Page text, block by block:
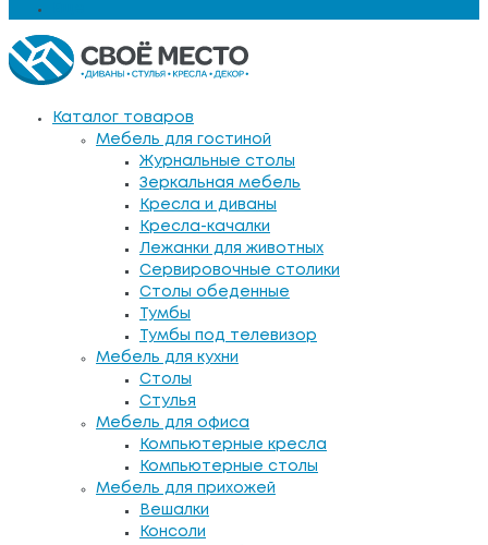
Каталог товаров
Мебель для гостиной
Журнальные столы
Зеркальная мебель
Кресла и диваны
Кресла-качалки
Лежанки для животных
Сервировочные столики
Столы обеденные
Тумбы
Тумбы под телевизор
Мебель для кухни
Столы
Стулья
Мебель для офиса
Компьютерные кресла
Компьютерные столы
Мебель для прихожей
Вешалки
Консоли